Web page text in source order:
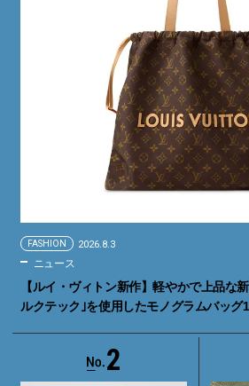
FASHION 2026.8.3
ニュース
【ルイ・ヴィトン新作】軽やかで上品な
ルクテック｣を使用したモノグラムバッグ
2